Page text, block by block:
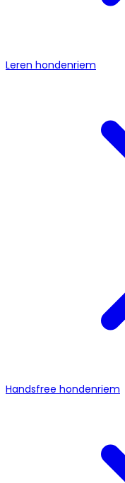
Leren hondenriem
Handsfree hondenriem